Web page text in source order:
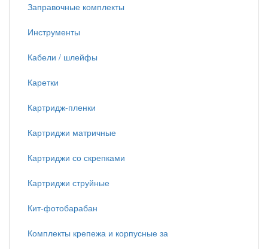
Заправочные комплекты
Инструменты
Кабели / шлейфы
Каретки
Картридж-пленки
Картриджи матричные
Картриджи со скрепками
Картриджи струйные
Кит-фотобарабан
Комплекты крепежа и корпусные за